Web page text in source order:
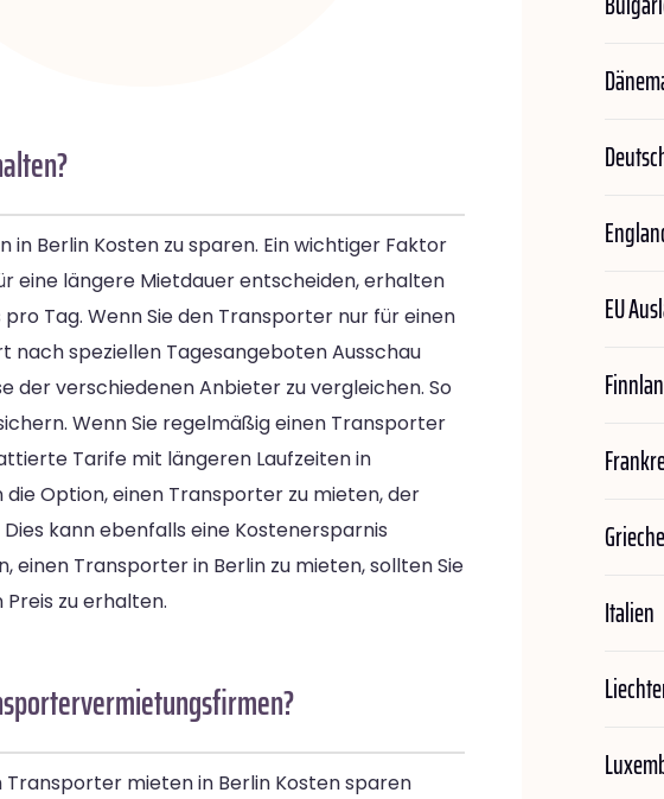
Berlin Kosten zu sparen. Ein wichtiger Faktor
eine längere Mietdauer entscheiden, erhalten
Tag. Wenn Sie den Transporter nur für einen
nach speziellen Tagesangeboten Ausschau
der verschiedenen Anbieter zu vergleichen. So
Wenn Sie regelmäßig einen Transporter
Tarife mit längeren Laufzeiten in
Option, einen Transporter zu mieten, der
kann ebenfalls eine Kostenersparnis
einen Transporter in Berlin zu mieten, sollten Sie
zu erhalten.
Transporter mieten in Berlin Kosten sparen
EU
Italien